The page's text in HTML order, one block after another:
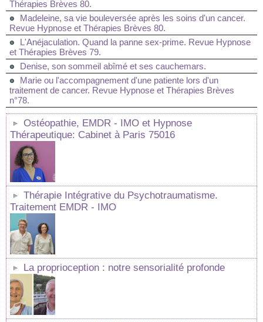
Thérapies Brèves 80.
Madeleine, sa vie bouleversée après les soins d'un cancer.
Revue Hypnose et Thérapies Brèves 80.
L'Anéjaculation. Quand la panne sex-prime. Revue Hypnose
et Thérapies Brèves 79.
Denise, son sommeil abîmé et ses cauchemars.
Marie ou l'accompagnement d'une patiente lors d'un
traitement de cancer. Revue Hypnose et Thérapies Brèves
n°78.
Ostéopathie, EMDR - IMO et Hypnose
Thérapeutique: Cabinet à Paris 75016
Thérapie Intégrative du Psychotraumatisme.
Traitement EMDR - IMO
La proprioception : notre sensorialité profonde